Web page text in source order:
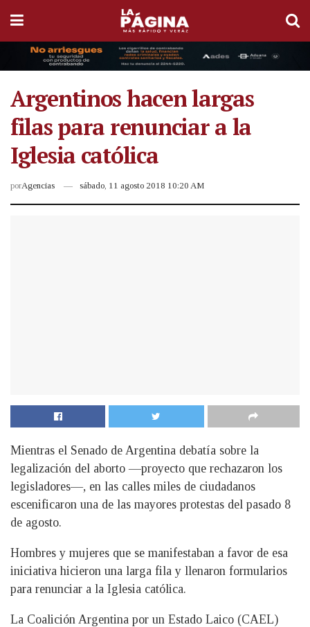
Argentinos hacen largas
filas para renunciar a la
Iglesia católica
porAgencias sábado, 11 agosto 2018 10:20 AM
Mientras el Senado de Argentina debatía sobre la
legalización del aborto —proyecto que rechazaron los
legisladores—, en las calles miles de ciudadanos
escenificaron una de las mayores protestas del pasado 8
de agosto.
Hombres y mujeres que se manifestaban a favor de esa
iniciativa hicieron una larga fila y llenaron formularios
para renunciar a la Iglesia católica.
La Coalición Argentina por un Estado Laico (CAEL)